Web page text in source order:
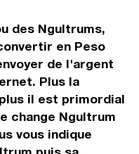
des Ngultrums,
en Peso
de l'argent
Plus la
il est primordial
change Ngultrum
vous indique